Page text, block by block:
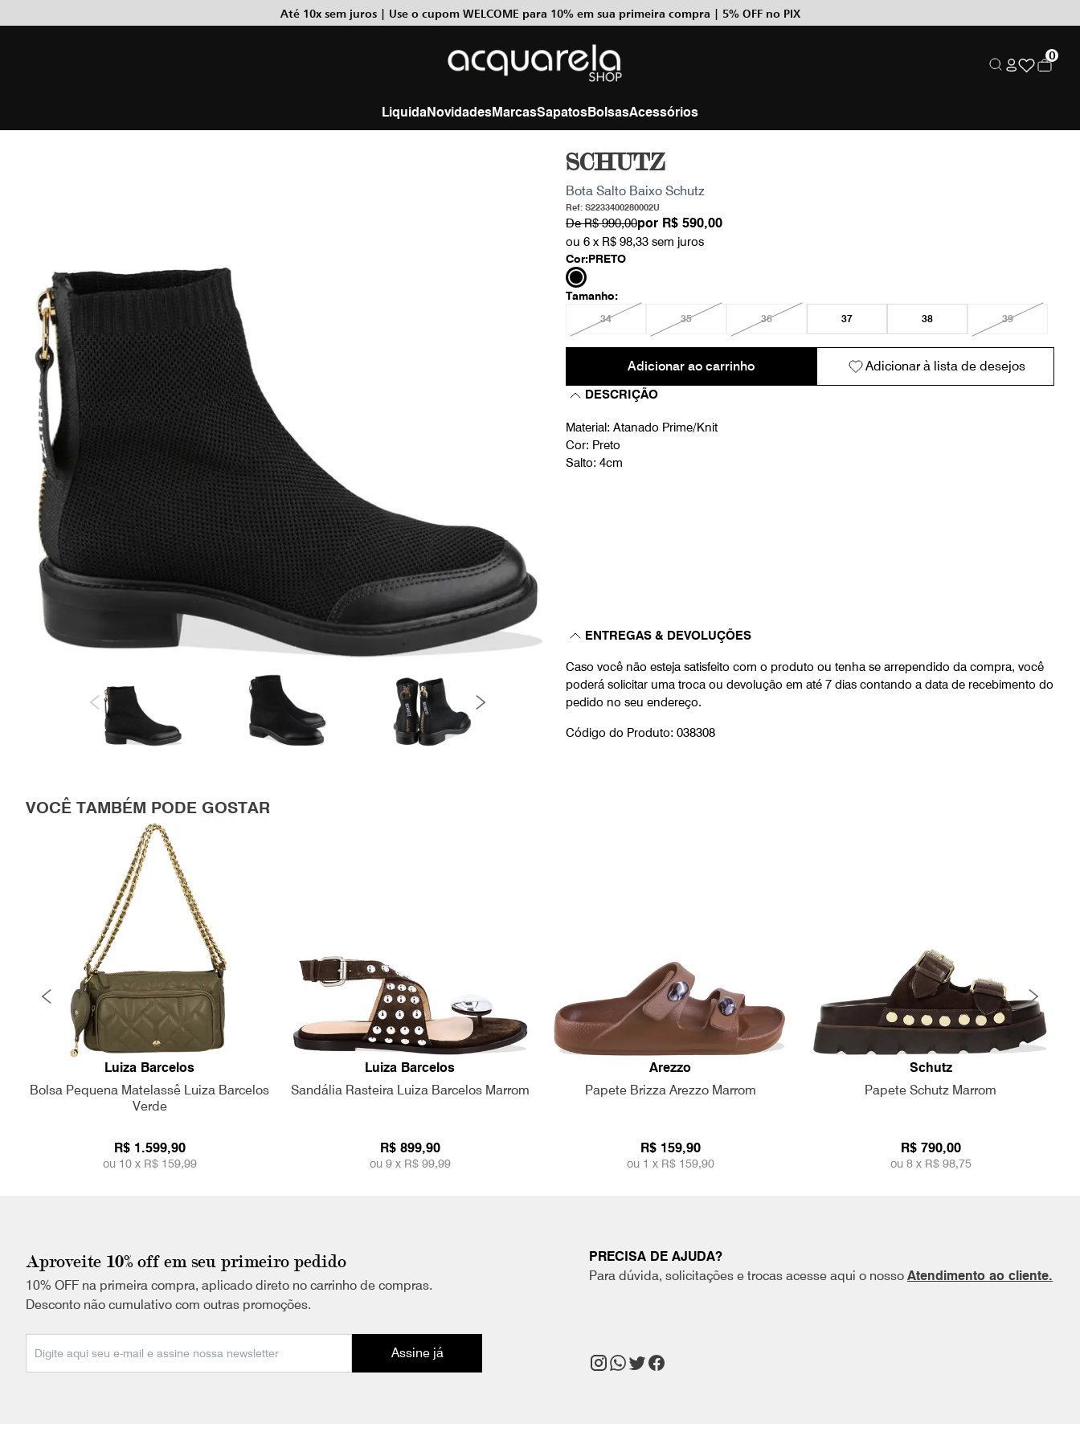
Até 10x sem juros | Use o cupom WELCOME para 10% em sua primeira compra | 5% OFF no PIX
0
LiquidaNovidadesMarcasSapatosBolsasAcessórios
SCHUTZ
Bota Salto Baixo Schutz
Ref: S2233400280002U
DeR$ 990,00por R$ 590,00
ou 6 x R$ 98,33 sem juros
Cor:PRETO
Tamanho:
34 35 36 37 38 39
Adicionar ao carrinho Adicionar à lista de desejos
DESCRIÇÃO
Material: Atanado Prime/Knit
Cor: Preto
Salto: 4cm
ENTREGAS & DEVOLUÇÕES
Caso você não esteja satisfeito com o produto ou tenha se arrependido da compra, você
poderá solicitar uma troca ou devolução em até 7 dias contando a data de recebimento do
pedido no seu endereço.
Código do Produto: 038308
VOCÊ TAMBÉM PODE GOSTAR
Luiza Barcelos
Bolsa Pequena Matelassê Luiza Barcelos
Verde
R$ 1.599,90
ou 10 x R$ 159,99
Luiza Barcelos
Sandália Rasteira Luiza Barcelos Marrom
R$ 899,90
ou 9 x R$ 99,99
Arezzo
Papete Brizza Arezzo Marrom
R$ 159,90
ou 1 x R$ 159,90
Schutz
Papete Schutz Marrom
R$ 790,00
ou 8 x R$ 98,75
Aproveite 10% off em seu primeiro pedido
10% OFF na primeira compra, aplicado direto no carrinho de compras.
Desconto não cumulativo com outras promoções.
Assine já
PRECISA DE AJUDA?
Para dúvida, solicitações e trocas acesse aqui o nosso Atendimento ao cliente.